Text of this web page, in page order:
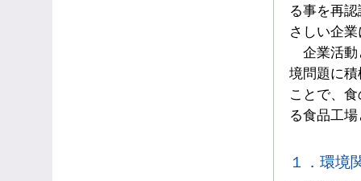
る事を再
さしい企
企業活動
境問題に
ことで、
る食品工
１．環境